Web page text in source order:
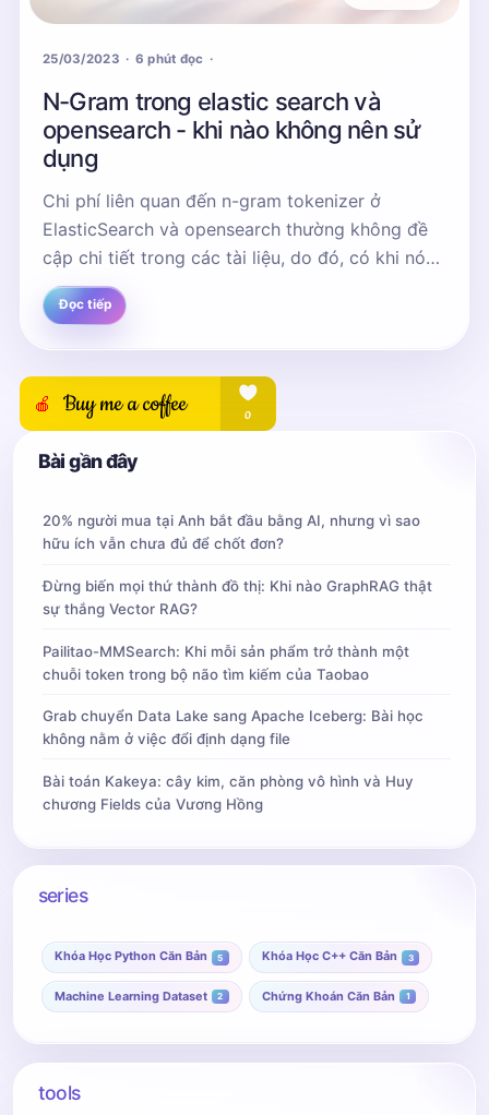
25/03/2023 6 phút đọc
N-Gram trong elastic search và
opensearch - khi nào không nên sử
dụng
Chi phí liên quan đến n-gram tokenizer ở
ElasticSearch và opensearch thường không đề
cập chi tiết trong các tài liệu, do đó, có khi nó
sẽ gây ra các hậu quả khá nghiêm trọng về chi...
Đọc tiếp
Bài gần đây
20% người mua tại Anh bắt đầu bằng AI, nhưng vì sao
hữu ích vẫn chưa đủ để chốt đơn?
Đừng biến mọi thứ thành đồ thị: Khi nào GraphRAG thật
sự thắng Vector RAG?
Pailitao-MMSearch: Khi mỗi sản phẩm trở thành một
chuỗi token trong bộ não tìm kiếm của Taobao
Grab chuyển Data Lake sang Apache Iceberg: Bài học
không nằm ở việc đổi định dạng file
Bài toán Kakeya: cây kim, căn phòng vô hình và Huy
chương Fields của Vương Hồng
series
Khóa Học Python Căn Bản 5 Khóa Học C++ Căn Bản 3
Machine Learning Dataset 2 Chứng Khoán Căn Bản 1
tools